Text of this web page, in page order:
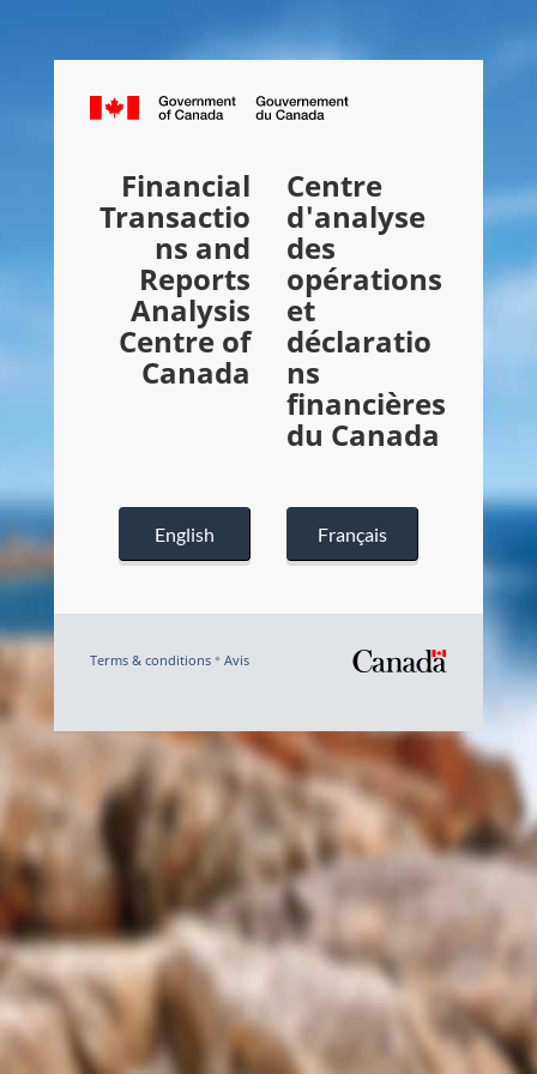
C
a
Financial
Transactio
ns and
Reports
Analysis
Centre of
Canada
Centre
d'analyse
des
opérations
et
déclaratio
ns
financières
du Canada
English Français
Terms & conditions Avis